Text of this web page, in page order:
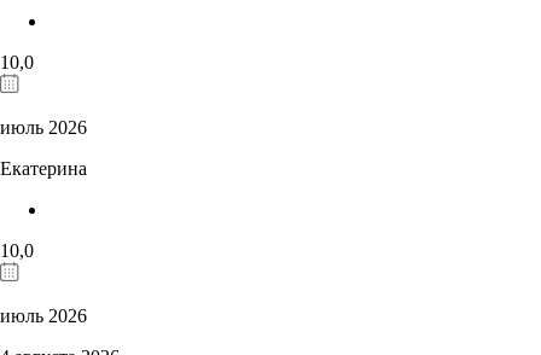
10,0
июль 2026
Екатерина
10,0
июль 2026